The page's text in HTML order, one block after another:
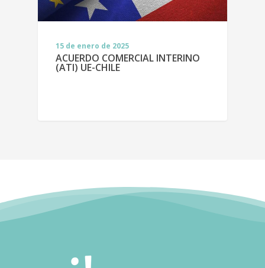
15 de enero de 2025
ACUERDO COMERCIAL INTERINO
(ATI) UE-CHILE